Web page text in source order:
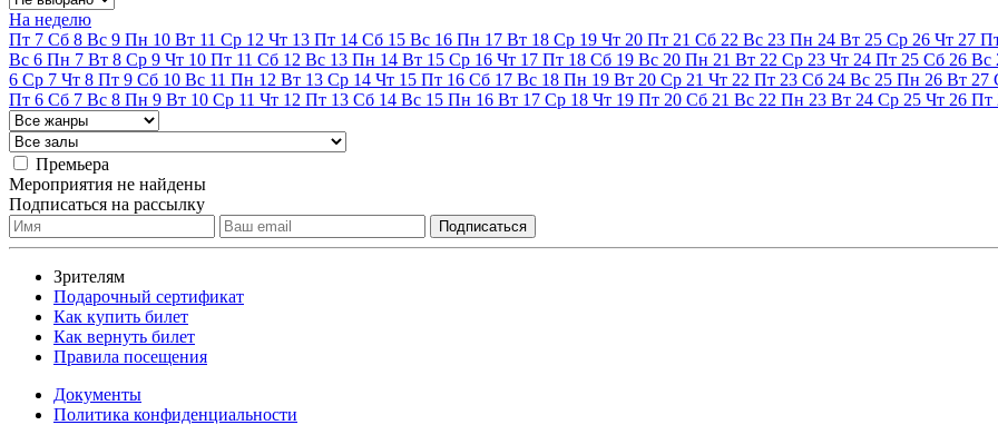
На неделю
Пт 7 Сб 8 Вс 9 Пн 10 Вт 11 Ср 12 Чт 13 Пт 14 Сб 15 Вс 16 Пн 17 Вт 18 Ср 19 Чт 20 Пт 21 Сб 22 Вс 23 Пн 24 Вт 25 Ср 26 Чт 27
Вс 6 Пн 7 Вт 8 Ср 9 Чт 10 Пт 11 Сб 12 Вс 13 Пн 14 Вт 15 Ср 16 Чт 17 Пт 18 Сб 19 Вс 20 Пн 21 Вт 22 Ср 23 Чт 24 Пт 25 Сб 26 Вс
6 Ср 7 Чт 8 Пт 9 Сб 10 Вс 11 Пн 12 Вт 13 Ср 14 Чт 15 Пт 16 Сб 17 Вс 18 Пн 19 Вт 20 Ср 21 Чт 22 Пт 23 Сб 24 Вс 25 Пн 26 Вт 27
Пт 6 Сб 7 Вс 8 Пн 9 Вт 10 Ср 11 Чт 12 Пт 13 Сб 14 Вс 15 Пн 16 Вт 17 Ср 18 Чт 19 Пт 20 Сб 21 Вс 22 Пн 23 Вт 24 Ср 25 Чт 26 Пт
Премьера
Мероприятия не найдены
Подписаться на рассылку
Зрителям
Подарочный сертификат
Как купить билет
Как вернуть билет
Правила посещения
Документы
Политика конфиденциальности